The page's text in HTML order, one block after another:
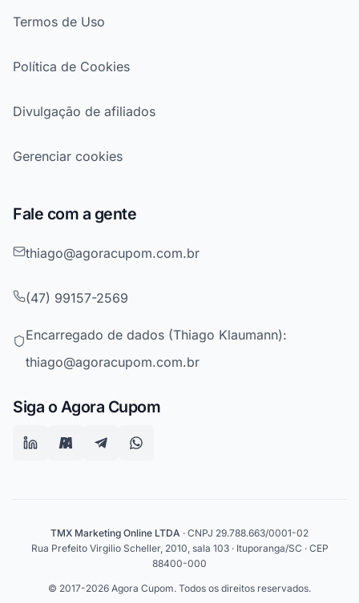
Termos de Uso
Política de Cookies
Divulgação de afiliados
Gerenciar cookies
Fale com a gente
thiago@agoracupom.com.br
(47) 99157-2569
Encarregado de dados (Thiago Klaumann):
thiago@agoracupom.com.br
Siga o Agora Cupom
TMX Marketing Online LTDA · CNPJ 29.788.663/0001-02
Rua Prefeito Virgilio Scheller, 2010, sala 103 · Ituporanga/SC · CEP
88400-000
© 2017-2026 Agora Cupom. Todos os direitos reservados.